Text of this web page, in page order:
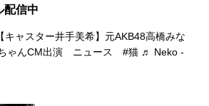
信中
キャスター井手美希】元AKB48高橋みな
ゃんCM出演 ニュース #猫 ♬ Neko -